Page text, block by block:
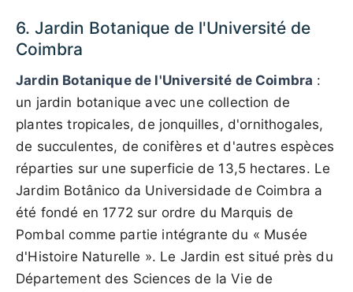
6. Jardin Botanique de l'Université de
Coimbra
Jardin Botanique de l'Université de Coimbra :
un jardin botanique avec une collection de
plantes tropicales, de jonquilles, d'ornithogales,
de succulentes, de conifères et d'autres espèces
réparties sur une superficie de 13,5 hectares. Le
Jardim Botânico da Universidade de Coimbra a
été fondé en 1772 sur ordre du Marquis de
Pombal comme partie intégrante du « Musée
d'Histoire Naturelle ». Le Jardin est situé près du
Département des Sciences de la Vie de